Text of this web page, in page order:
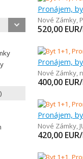
Pronájem,
Nové Zámky,
520,00
Pronájem,
Nové Zámky,
400,00
Pronájem,
Nové Zámky,
420,00